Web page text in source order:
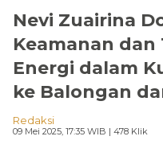
Nevi Zuairina
Keamanan dan
Energi dalam
ke Balongan
Redaksi
09 Mei 2025, 17:35 WIB | 478 Klik